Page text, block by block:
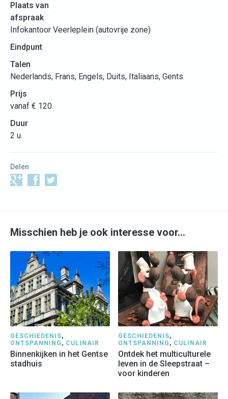
Plaats van
afspraak
Infokantoor Veerleplein (autovrije zone)
Eindpunt
Talen
Nederlands, Frans, Engels, Duits, Italiaans, Gents
Prijs
vanaf € 120
Duur
2 u.
Delen
Misschien heb je ook interesse voor…
GESCHIEDENIS,
ONTSPANNING , CULINAIR
Binnenkijken in het Gentse
stadhuis
GESCHIEDENIS,
ONTSPANNING , CULINAIR
Ontdek het multiculturele
leven in de Sleepstraat –
voor kinderen